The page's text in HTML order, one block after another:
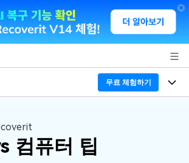
무료 체험하기
- Windows 버전
컴퓨터 팁